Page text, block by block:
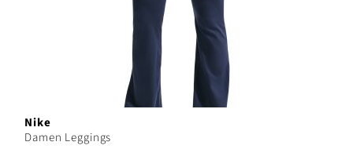
Nike
Damen Leggings